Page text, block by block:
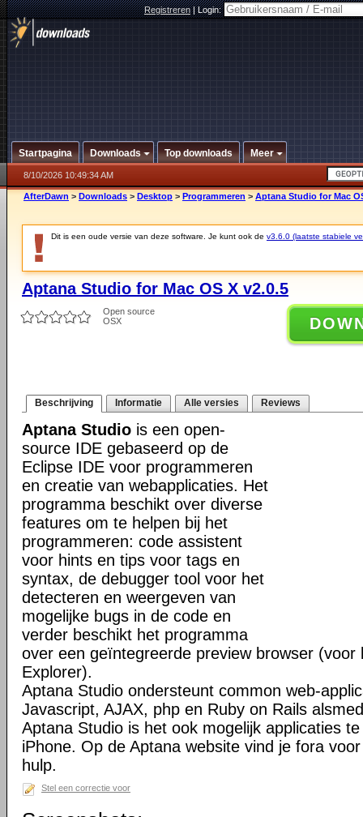
Registreren|Login:
Startpagina Downloads Top downloads Meer
8/10/2026 10:49:34 AM
AfterDawn > Downloads > Desktop > Programmeren > Aptana Studio for Mac
Dit is een oude versie van deze software. Je kunt ook de v3.6.0 (laatste stabiele
Aptana Studio for Mac OS X v2.0.5
Open source
OSX
Beschrijving Informatie Alle versies Reviews
Aptana Studio is een open-
source IDE gebaseerd op de
Eclipse IDE voor programmeren
en creatie van webapplicaties. Het
programma beschikt over diverse
features om te helpen bij het
programmeren: code assistent
voor hints en tips voor tags en
syntax, de debugger tool voor het
detecteren en weergeven van
mogelijke bugs in de code en
verder beschikt het programma
over een geïntegreerde preview browser (voor
Explorer).
Aptana Studio ondersteunt common web-
Javascript, AJAX, php en Ruby on Rails
Aptana Studio is het ook mogelijk applicaties
iPhone. Op de Aptana website vind je fora
hulp.
Stel een correctie voor